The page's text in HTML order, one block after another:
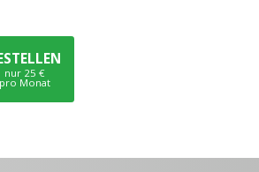
nur 25 €
pro Monat